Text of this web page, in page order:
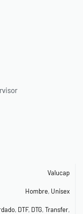
Valucap
Hombre, Unisex
, DTF, DTG,Transfer,